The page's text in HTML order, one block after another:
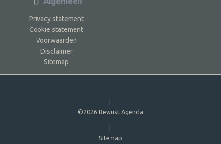
Privacy statement
Cookie statement
Voorwaarden
Disclaimer
Sitemap
©2026 Bewust Agenda
Sitemap